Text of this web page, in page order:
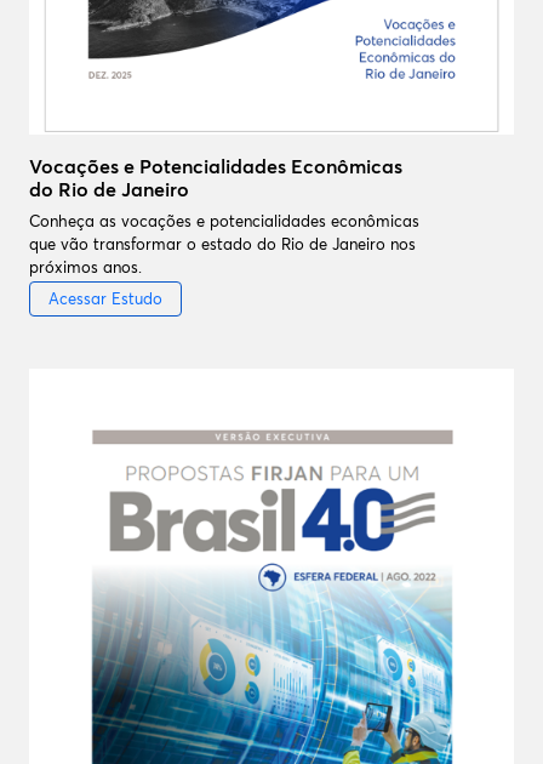
Vocações e Potencialidades Econômicas
do Rio de Janeiro
Conheça as vocações e potencialidades econômicas
que vão transformar o estado do Rio de Janeiro nos
próximos anos.
Acessar Estudo